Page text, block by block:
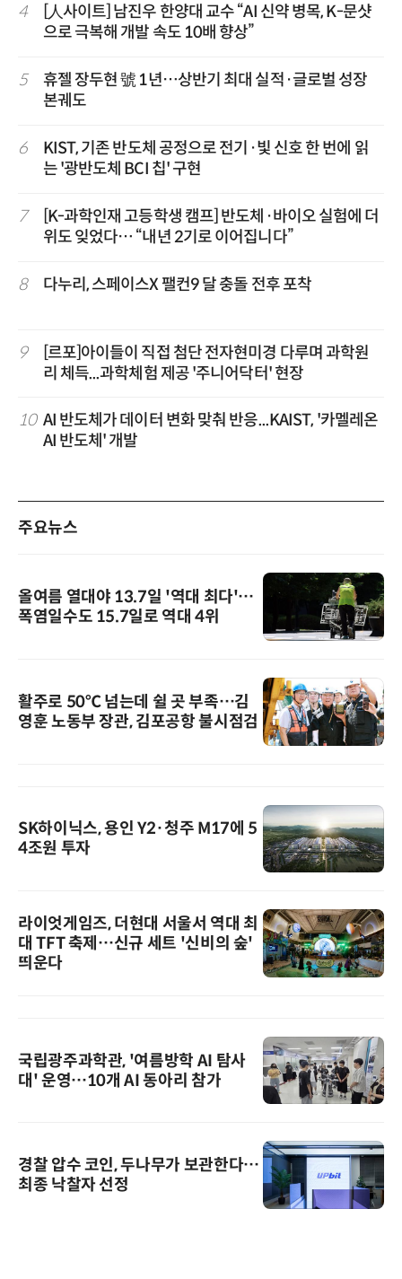
4
[人사이트] 남진우 한양대 교수 “AI 신약 병목, K-문샷
으로 극복해 개발 속도 10배 향상”
5
휴젤 장두현 號 1년…상반기 최대 실적·글로벌 성장
본궤도
6
KIST, 기존 반도체 공정으로 전기·빛 신호 한 번에 읽
는 '광반도체 BCI 칩' 구현
7
[K-과학인재 고등학생 캠프] 반도체·바이오 실험에 더
위도 잊었다… “내년 2기로 이어집니다”
8 다누리, 스페이스X 팰컨9 달 충돌 전후 포착
9
[르포]아이들이 직접 첨단 전자현미경 다루며 과학원
리 체득...과학체험 제공 '주니어닥터' 현장
10 AI 반도체가 데이터 변화 맞춰 반응...KAIST, '카멜레온
AI 반도체' 개발
주요뉴스
올여름 열대야 13.7일 '역대 최다'…
폭염일수도 15.7일로 역대 4위
활주로 50℃ 넘는데 쉴 곳 부족…김
영훈 노동부 장관, 김포공항 불시점검
SK하이닉스, 용인 Y2·청주 M17에 5
4조원 투자
라이엇게임즈, 더현대 서울서 역대 최
대 TFT 축제…신규 세트 '신비의 숲'
띄운다
국립광주과학관, '여름방학 AI 탐사
대' 운영…10개 AI 동아리 참가
경찰 압수 코인, 두나무가 보관한다…
최종 낙찰자 선정